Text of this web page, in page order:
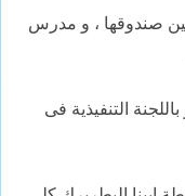
صندوقها ، و مدرس
التنفيذية فى